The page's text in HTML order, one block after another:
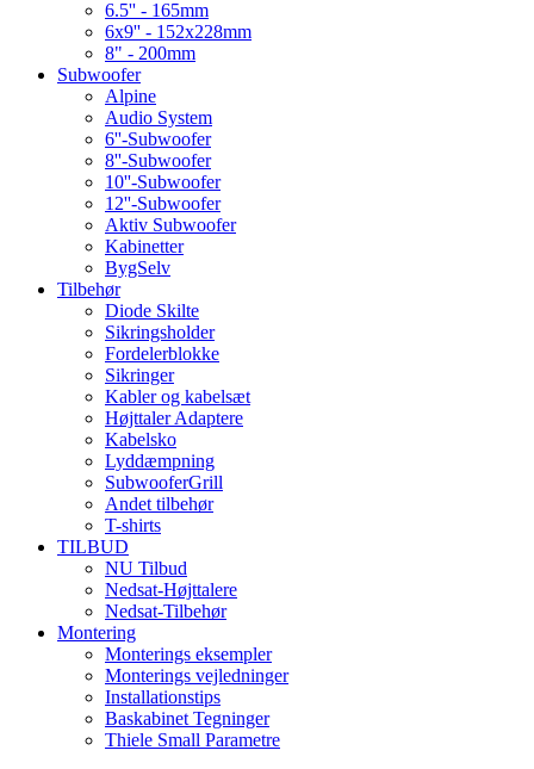
6.5'' - 165mm
6x9'' - 152x228mm
8" - 200mm
Subwoofer
Alpine
Audio System
6''-Subwoofer
8''-Subwoofer
10''-Subwoofer
12''-Subwoofer
Aktiv Subwoofer
Kabinetter
BygSelv
Tilbehør
Diode Skilte
Sikringsholder
Fordelerblokke
Sikringer
Kabler og kabelsæt
Højttaler Adaptere
Kabelsko
Lyddæmpning
SubwooferGrill
Andet tilbehør
T-shirts
TILBUD
NU Tilbud
Nedsat-Højttalere
Nedsat-Tilbehør
Montering
Monterings eksempler
Monterings vejledninger
Installationstips
Baskabinet Tegninger
Thiele Small Parametre